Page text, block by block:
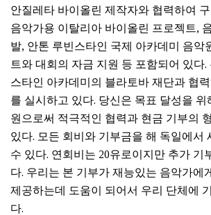
안질레타 바이올린 제작자와 협력하여
음악가용 이탈리아 바이올린 프로젝트,
발, 안톤 루빈스타인 국제 아카데미 음악
트와 대회의 자금 지원 등 포함되어 있다.
스타인 아카데미의 블라토바 재단과 협
를 실시하고 있다. 당신은 목표 달성을 위
원으로써 적극적인 협력과 현금 기부의
있다. 모든 회비와 기부금을 해 독일에서
수 있다. 연회비는 20유로이지만 추가 기
다. 우리는 본 기부가 재능있는 음악가에
제공하는데 도움이 되어서 우리 단체에
다.